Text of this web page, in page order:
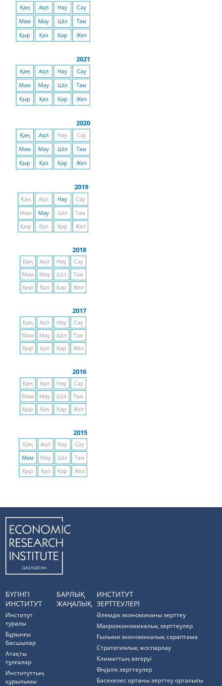
Қаң Ақп Нау
Сәу
Мам
Мау Шіл
Там
Қыр
Қаз Қар Жел
2021
Қаң Ақп Нау
Сәу
Мам
Мау Шіл
Там
Қыр
Қаз Қар Жел
2020
Қаң Ақп Нау
Сәу
Мам
Мау Шіл
Там
Қыр
Қаз Қар Жел
2019
Қаң Ақп Нау
Сәу
Мам
Мау Шіл
Там
Қыр
Қаз Қар Жел
2018
Қаң Ақп Нау
Сәу
Мам
Мау Шіл
Там
Қыр
Қаз Қар Жел
2017
Қаң Ақп Нау
Сәу
Мам
Мау Шіл
Там
Қыр
Қаз Қар Жел
2016
Қаң Ақп Нау
Сәу
Мам
Мау Шіл
Там
Қыр
Қаз Қар Жел
2015
Қаң Ақп Нау
Сәу
Мам
Мау Шіл
Там
Қыр
Қаз Қар Жел
БҮГІНГІ
ИНСТИТУТ
Институт
туралы
Бұрынғы
басшылар
Атақты
тұлғалар
Институттың
құрылымы
БАРЛЫҚ
ЖАҢАЛЫҚ
ИНСТИТУТ
ЗЕРТТЕУЛЕРІ
Әлемдік экономиканы зерттеу
Макроэкономикалық зерттеулер
Ғылыми экономикалық сараптама
Стратегиялық жоспарлау
Климаттың өзгеруі
Өңірлік зерттеулер
Бәсекелес ортаны зерттеу орталығы